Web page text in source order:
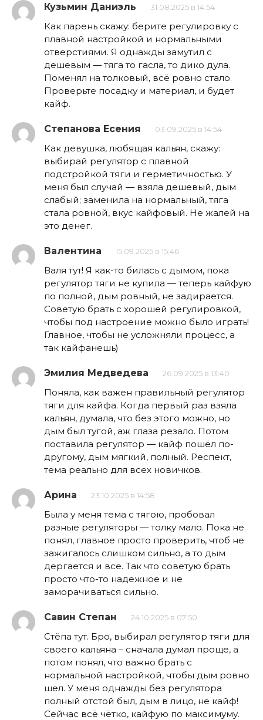
Кузьмин Даниэль 31.08.2025 в 14:54
Как парень скажу: берите регулировку с
плавной настройкой и нормальными
отверстиями. Я однажды замутил с
дешевым — тяга то гасла, то дико дула.
Поменял на толковый, всё ровно стало.
Проверьте посадку и материал, и будет
кайф.
Степанова Есения 03.09.2025 в 14:54
Как девушка, любящая кальян, скажу:
выбирай регулятор с плавной
подстройкой тяги и герметичностью. У
меня был случай — взяла дешевый, дым
слабый; заменила на нормальный, тяга
стала ровной, вкус кайфовый. Не жалей на
это денег.
Валентина 15.09.2025 в 15:46
Валя тут! Я как-то билась с дымом, пока
регулятор тяги не купила — теперь кайфую
по полной, дым ровный, не задирается.
Советую брать с хорошей регулировкой,
чтобы под настроение можно было играть!
Главное, чтобы не усложняли процесс, а
так кайфанешь)
Эмилия Медведева 26.09.2025 в 13:40
Поняла, как важен правильный регулятор
тяги для кайфа. Когда первый раз взяла
кальян, думала, что без этого можно, но
дым был тугой, аж глаза резало. Потом
поставила регулятор — кайф пошёл по-
другому, дым мягкий, полный. Респект,
тема реально для всех новичков.
Арина 23.10.2025 в 14:58
Была у меня тема с тягою, пробовал
разные регуляторы — толку мало. Пока не
понял, главное просто проверить, чтоб не
зажигалось слишком сильно, а то дым
дергается и все. Так что советую брать
просто что-то надежное и не
заморачиваться сильно.
Савин Степан 24.10.2025 в 07:50
Стёпа тут. Бро, выбирал регулятор тяги для
своего кальяна – сначала думал проще, а
потом понял, что важно брать с
нормальной настройкой, чтобы дым ровно
шел. У меня однажды без регулятора
полный отстой был, дым в лицо, не кайф!
Сейчас всё чётко, кайфую по максимуму.